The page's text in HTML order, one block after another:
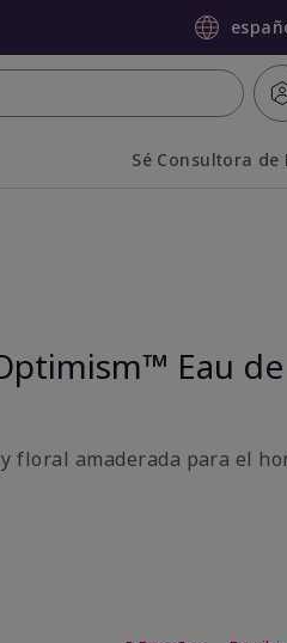
Sé Consultora de
Eau de
floral amaderada para el